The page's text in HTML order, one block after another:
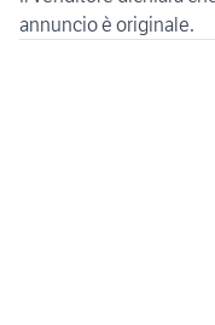
annuncio è originale.